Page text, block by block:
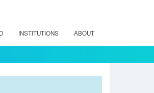
INSTITUTIONS ABOUT